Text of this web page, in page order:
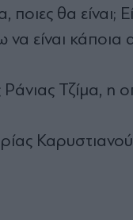
θα είναι;
είναι κάποια
Τζίμα, η